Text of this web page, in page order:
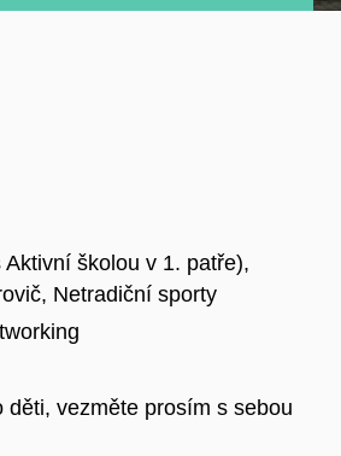
školou v 1. patře),
Netradiční sporty
vezměte prosím s sebou